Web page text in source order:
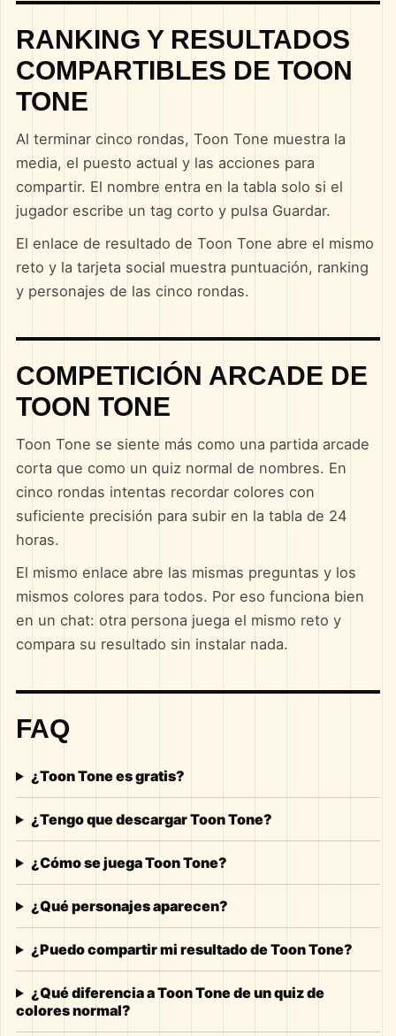
RANKING Y RESULTADOS
COMPARTIBLES DE TOON
TONE
Al terminar cinco rondas, Toon Tone muestra la
media, el puesto actual y las acciones para
compartir. El nombre entra en la tabla solo si el
jugador escribe un tag corto y pulsa Guardar.
El enlace de resultado de Toon Tone abre el mismo
reto y la tarjeta social muestra puntuación, ranking
y personajes de las cinco rondas.
COMPETICIÓN ARCADE DE
TOON TONE
Toon Tone se siente más como una partida arcade
corta que como un quiz normal de nombres. En
cinco rondas intentas recordar colores con
suficiente precisión para subir en la tabla de 24
horas.
El mismo enlace abre las mismas preguntas y los
mismos colores para todos. Por eso funciona bien
en un chat: otra persona juega el mismo reto y
compara su resultado sin instalar nada.
FAQ
¿Toon Tone es gratis?
¿Tengo que descargar Toon Tone?
¿Cómo se juega Toon Tone?
¿Qué personajes aparecen?
¿Puedo compartir mi resultado de Toon Tone?
¿Qué diferencia a Toon Tone de un quiz de
colores normal?